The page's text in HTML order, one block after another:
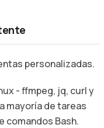
personalizadas.
- ffmpeg, jq, curl y
mayoría de tareas
comandos Bash.